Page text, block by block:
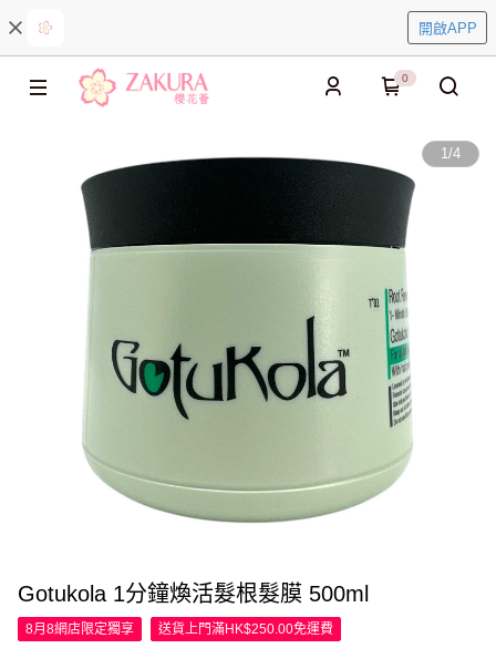
開啟APP
0
1/4
Gotukola 1分鐘煥活髮根髮膜 500ml
8月8網店限定獨享 送貨上門滿HK$250.00免運費